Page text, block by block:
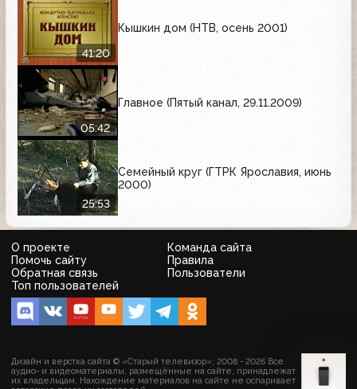
41:20
Кышкин дом (НТВ, осень 2001)
05:42
Главное (Пятый канал, 29.11.2009)
25:53
Семейный круг (ГТРК Ярославия, июнь
2000)
О проекте
Команда сайта
Помочь сайту
Правила
Обратная связь
Пользователи
Топ пользователей
Дизайн и верстка сайта © «Старый телевизор»; 2008 - 2026 Все
аудио- и видеоматериалы, размещённые на сайте, принадлежат
их владельцам. Нахождение материалов на сайте не оспаривает